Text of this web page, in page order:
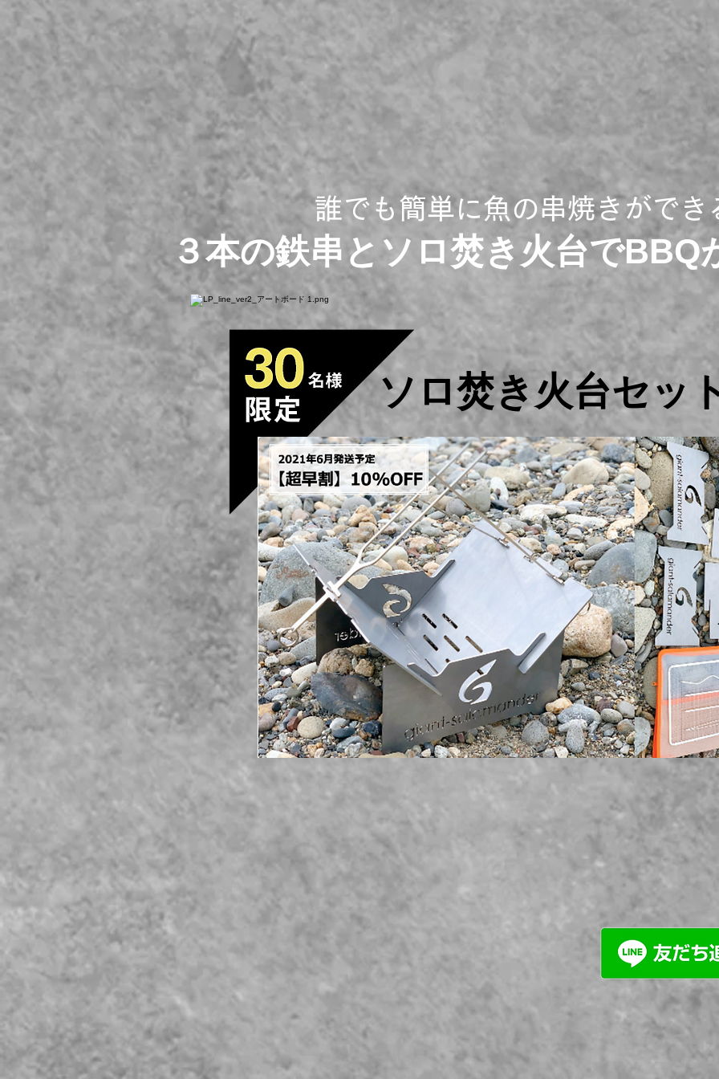
誰でも簡単に魚の串焼きができ
３本の鉄串とソロ焚き火台でBBQ
ソロ焚き火台セッ